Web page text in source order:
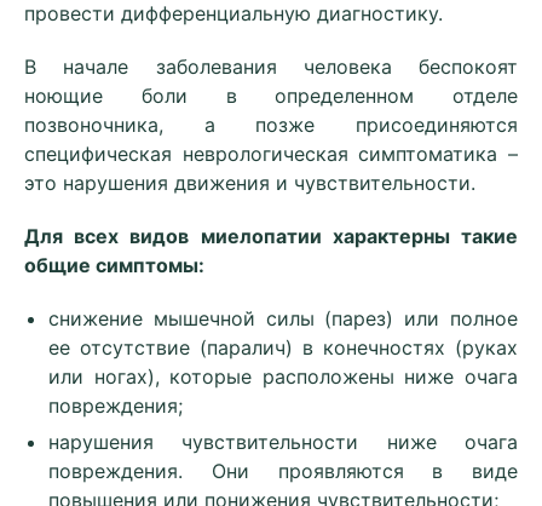
провести дифференциальную диагностику.
В начале заболевания человека беспокоят
ноющие боли в определенном отделе
позвоночника, а позже присоединяются
специфическая неврологическая симптоматика –
это нарушения движения и чувствительности.
Для всех видов миелопатии характерны такие
общие симптомы:
снижение мышечной силы (парез) или полное
ее отсутствие (паралич) в конечностях (руках
или ногах), которые расположены ниже очага
повреждения;
нарушения чувствительности ниже очага
повреждения. Они проявляются в виде
повышения или понижения чувствительности;